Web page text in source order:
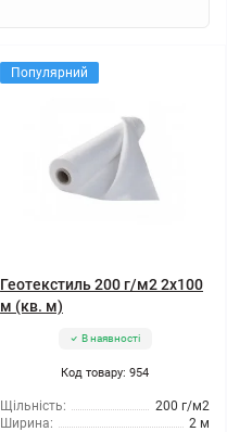
Популярний
Геотекстиль 200 г/м2 2x100
м (кв. м)
В наявності
Код товару: 954
Щільність:
200 г/м2
Ширина:
2 м